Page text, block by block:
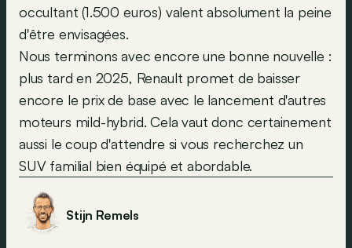
occultant (1.500 euros) valent absolument la peine
d'être envisagées.
Nous terminons avec encore une bonne nouvelle :
plus tard en 2025, Renault promet de baisser
encore le prix de base avec le lancement d'autres
moteurs mild-hybrid. Cela vaut donc certainement
aussi le coup d'attendre si vous recherchez un
SUV familial bien équipé et abordable.
Stijn Remels